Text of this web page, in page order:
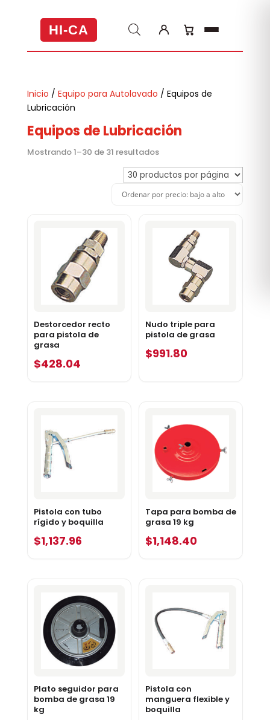
HI-CA
Inicio / Equipo para Autolavado / Equipos de
Lubricación
Equipos de Lubricación
Mostrando 1–30 de 31 resultadosOrdenado
por
precio:
bajo
Destorcedor recto
para pistola de
grasa
$428.04
Nudo triple para
pistola de grasa
$991.80
Pistola con tubo
rígido y boquilla
$1,137.96
Tapa para bomba de
grasa 19 kg
$1,148.40
Plato seguidor para
bomba de grasa 19
kg
Pistola con
manguera flexible y
boquilla